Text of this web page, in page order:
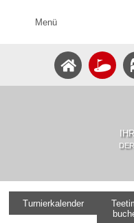
Menü
Turnierkalender